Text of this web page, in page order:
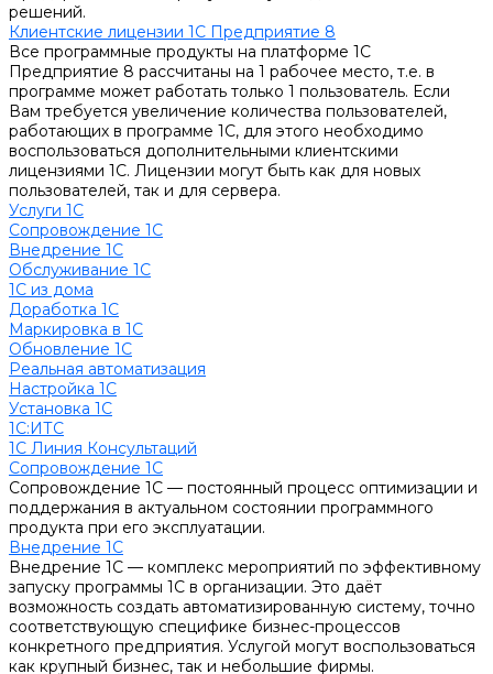
решений.
Клиентские лицензии 1С Предприятие 8
Все программные продукты на платформе 1С
Предприятие 8 рассчитаны на 1 рабочее место, т.е. в
программе может работать только 1 пользователь. Если
Вам требуется увеличение количества пользователей,
работающих в программе 1С, для этого необходимо
воспользоваться дополнительными клиентскими
лицензиями 1С. Лицензии могут быть как для новых
пользователей, так и для сервера.
Услуги 1С
Сопровождение 1С
Внедрение 1С
Обслуживание 1С
1С из дома
Доработка 1С
Маркировка в 1С
Обновление 1С
Реальная автоматизация
Настройка 1С
Установка 1С
1С:ИТС
1С Линия Консультаций
Сопровождение 1С
Сопровождение 1С — постоянный процесс оптимизации и
поддержания в актуальном состоянии программного
продукта при его эксплуатации.
Внедрение 1С
Внедрение 1С — комплекс мероприятий по эффективному
запуску программы 1С в организации. Это даёт
возможность создать автоматизированную систему, точно
соответствующую специфике бизнес-процессов
конкретного предприятия. Услугой могут воспользоваться
как крупный бизнес, так и небольшие фирмы.